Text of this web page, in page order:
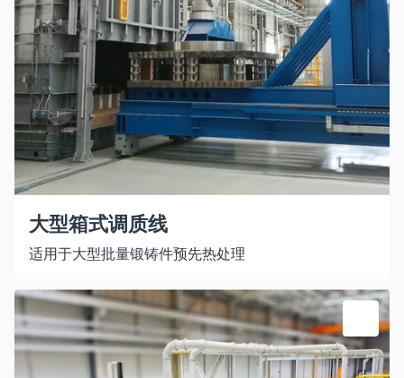
大型箱式调质线
适用于大型批量锻铸件预先热处理